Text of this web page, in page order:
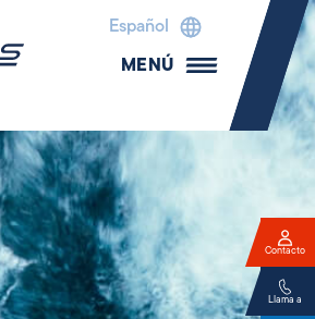
Español
MENÚ
Contacto
Llama a